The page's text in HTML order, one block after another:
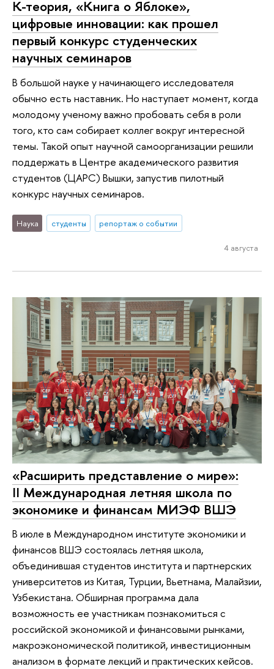
К-теория, «Книга о Яблоке»,
цифровые инновации: как прошел
первый конкурс студенческих
научных семинаров
В большой науке у начинающего исследователя
обычно есть наставник. Но наступает момент, когда
молодому ученому важно пробовать себя в роли
того, кто сам собирает коллег вокруг интересной
темы. Такой опыт научной самоорганизации решили
поддержать в Центре академического развития
студентов (ЦАРС) Вышки, запустив пилотный
конкурс научных семинаров.
Наука студенты репортаж о событии
4 августа
«Расширить представление о мире»:
II Международная летняя школа по
экономике и финансам МИЭФ ВШЭ
В июле в Международном институте экономики и
финансов ВШЭ состоялась летняя школа,
объединившая студентов института и партнерских
университетов из Китая, Турции, Вьетнама, Малайзии,
Узбекистана. Обширная программа дала
возможность ее участникам познакомиться с
российской экономикой и финансовыми рынками,
макроэкономической политикой, инвестиционным
анализом в формате лекций и практических кейсов.